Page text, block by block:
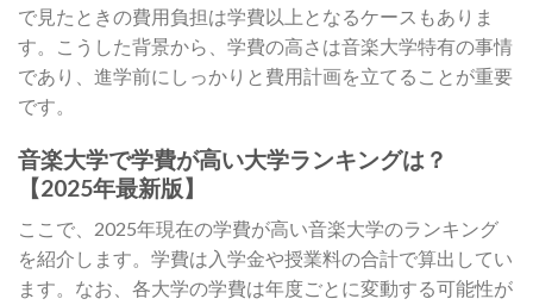
で見たときの費用負担は学費以上となるケースもありま
す。こうした背景から、学費の高さは音楽大学特有の事情
であり、進学前にしっかりと費用計画を立てることが重要
です。
音楽大学で学費が高い大学ランキングは？
【2025年最新版】
ここで、2025年現在の学費が高い音楽大学のランキング
を紹介します。学費は入学金や授業料の合計で算出してい
ます。なお、各大学の学費は年度ごとに変動する可能性が